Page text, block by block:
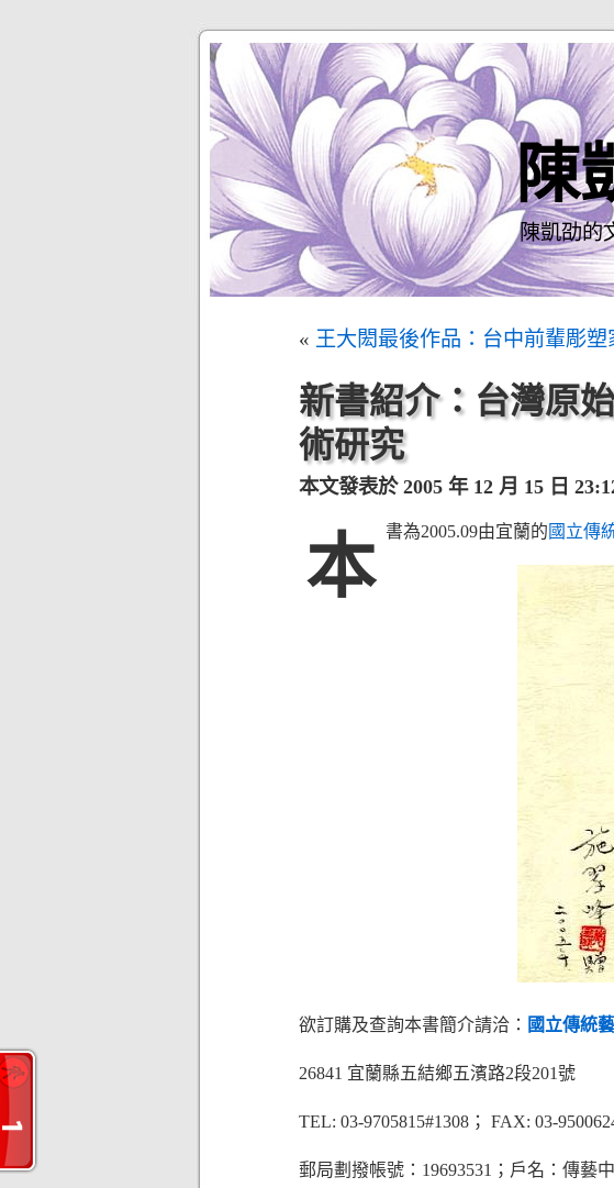
陳
陳凱劭的
« 王大閎最後作品：台中前輩彫塑
新書紹介：台灣原
術研究
本文發表於 2005 年 12 月 15 日
本 書為2005.09由宜蘭的 國立傳
欲訂購及查詢本書簡介請洽： 國立傳統
26841 宜蘭縣五結鄉五濱路2段201號
TEL: 03-9705815#1308； FAX: 03-
郵局劃撥帳號：19693531；戶名：傳藝